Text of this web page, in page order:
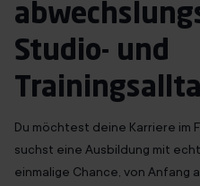
Studio- und
Du möchtest deine Karriere im
suchst eine Ausbildung mit
einmalige Chance, von Anfang